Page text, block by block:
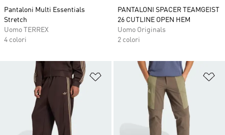
Pantaloni Multi Essentials
Stretch
Uomo TERREX
4 colori
PANTALONI SPACER TEAMGEIST
26 CUTLINE OPEN HEM
Uomo Originals
2 colori
Aggiungi alla lista dei desideri